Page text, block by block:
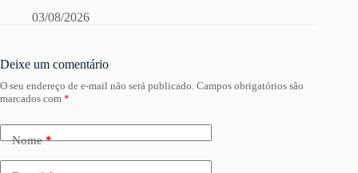
03/08/2026
Deixe um comentário
O seu endereço de e-mail não será publicado. Campos obrigatórios são
marcados com *
Nome*